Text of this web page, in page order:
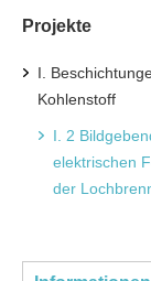
Projekte
I.
Kohlenstoff
I. 2
elektrischen
der